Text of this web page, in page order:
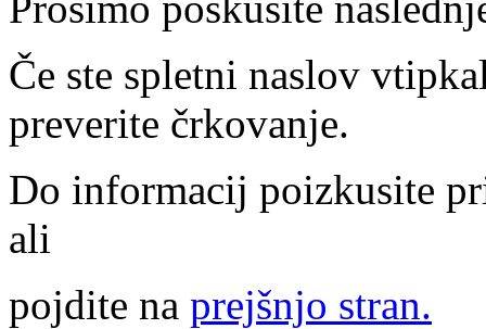
Če ste spletni naslov
preverite črkovanje.
Do informacij poizkusite
ali
pojdite na prejšnjo stran.